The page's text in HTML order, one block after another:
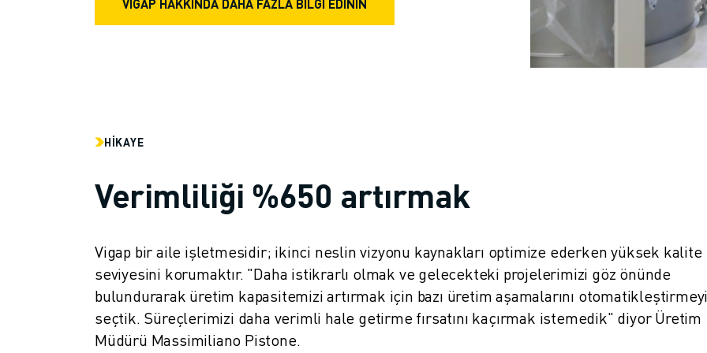
VIGAP HAKKINDA DAHA FAZLA BİLGİ EDİNİN
HIKAYE
Verimliliği %650 artırmak
Vigap bir aile işletmesidir; ikinci neslin vizyonu kaynakları optimize ederken yüksek kalite
seviyesini korumaktır. "Daha istikrarlı olmak ve gelecekteki projelerimizi göz önünde
bulundurarak üretim kapasitemizi artırmak için bazı üretim aşamalarını
seçtik. Süreçlerimizi daha verimli hale getirme fırsatını kaçırmak istemedik" diyor Üretim
Müdürü Massimiliano Pistone.